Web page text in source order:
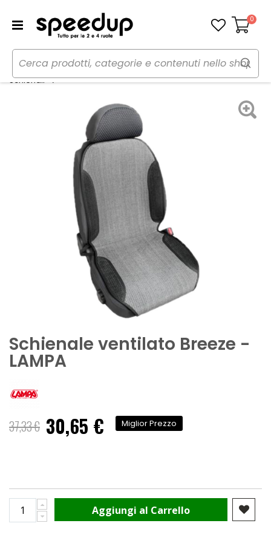
Carrello
0
Home Auto
Accessori interni e comfort
Schienali
Schienale ventilato Breeze - LAMPA
Schienale ventilato Breeze -
LAMPA
37,33 € Prezzo
speciale
30,65 € Miglior Prezzo
Aggiungi al Carrello